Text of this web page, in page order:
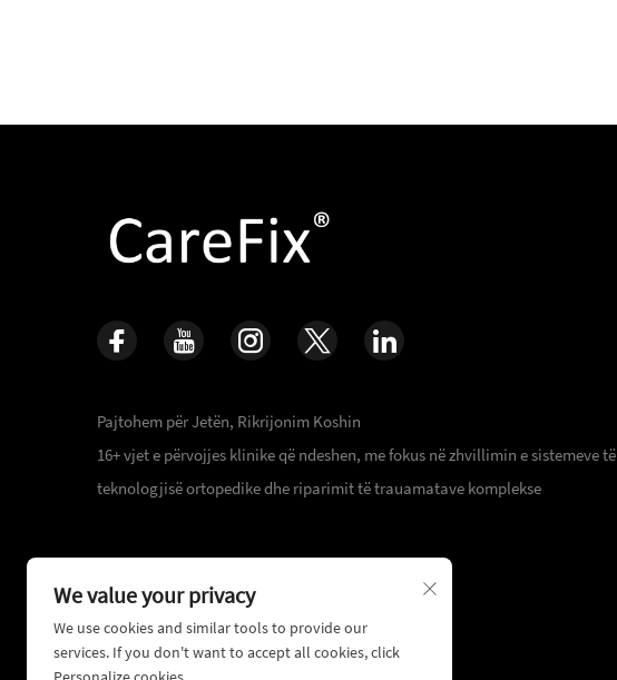
Pajtohem për Jetën, Rikrijonim Koshin
16+ vjet e përvojjes klinike që ndeshen, me fokus në zhvillimin e sistemeve të
teknologjisë ortopedike dhe riparimit të trauamatave komplekse
We value your privacy
We use cookies and similar tools to provide our
services. If you don't want to accept all cookies, click